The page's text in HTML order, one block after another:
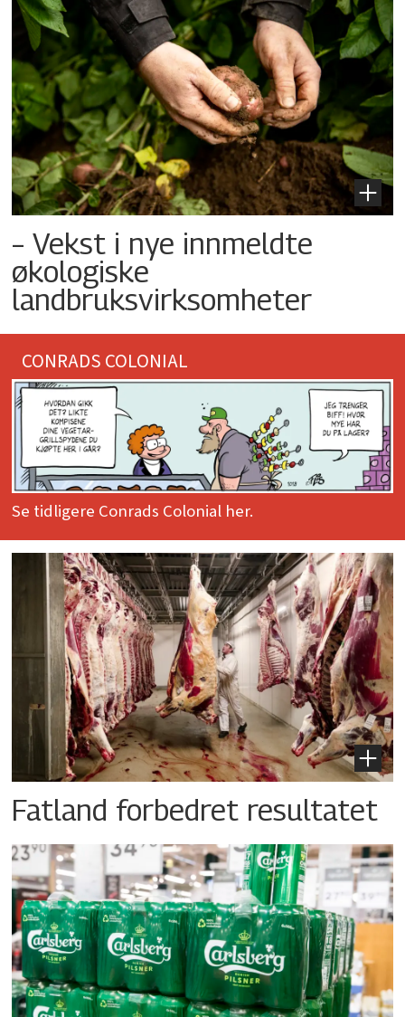
– Vekst i nye innmeldte
økologiske
landbruksvirksomheter
CONRADS COLONIAL
Se tidligere Conrads Colonial her.
Fatland forbedret resultatet